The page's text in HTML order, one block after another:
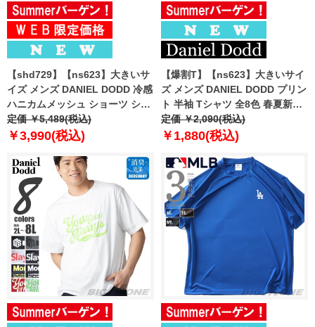
【shd729】【ns623】大きいサ
イズ メンズ DANIEL DODD 冷感
ハニカムメッシュ ショーツ ショ
ートパンツ ハーフパンツ 吸水速
乾 UVカット クールタッチ 春夏
定価 ￥5,489(税込)
￥3,990(税込)
【爆割T】【ns623】大きいサイ
ズ メンズ DANIEL DODD プリン
ト 半袖 Tシャツ 全8色 春夏新作
azt-2602pt3 【fre】
定価 ￥2,090(税込)
￥1,880(税込)